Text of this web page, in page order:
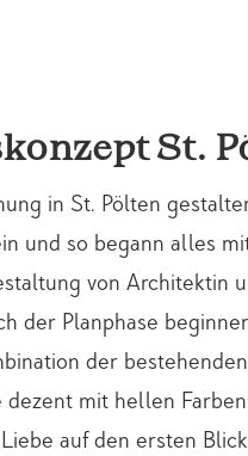
St.
in St. Pölten
und so begann alles
von Architektin
der Planphase
der
mit hellen
auf den ersten